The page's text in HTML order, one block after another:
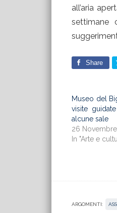
all’aria
settimane
Share
Museo del
visite
alcune sale
26
In "Arte e
ARGOMENTI: